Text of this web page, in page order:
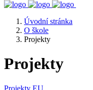
Úvodní stránka
O škole
Projekty
Projekty
Projekty EU